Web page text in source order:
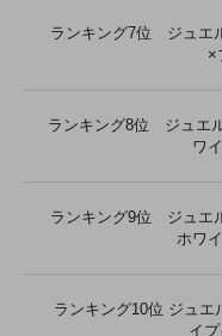
ランキング7位 ジュエ
×
ランキング8位 ジュエ
ワ
ランキング9位 ジュエ
ホワ
ランキング10位 ジュエ
イ